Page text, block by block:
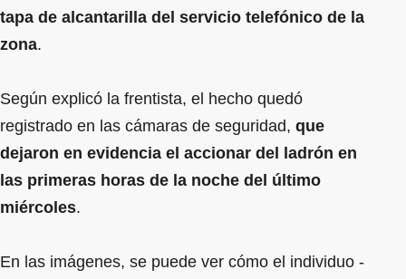
tapa de alcantarilla del servicio telefónico de la
zona.
Según explicó la frentista, el hecho quedó
registrado en las cámaras de seguridad, que
dejaron en evidencia el accionar del ladrón en
las primeras horas de la noche del último
miércoles.
En las imágenes, se puede ver cómo el individuo -